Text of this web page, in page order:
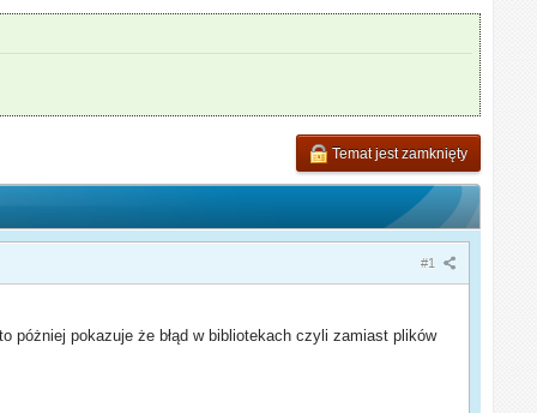
Temat jest zamknięty
#1
póżniej pokazuje że błąd w bibliotekach czyli zamiast plików